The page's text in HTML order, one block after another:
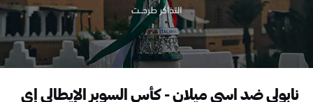
نابولي ضد اسي ميلان - كأس السوبر الإيطالي إي